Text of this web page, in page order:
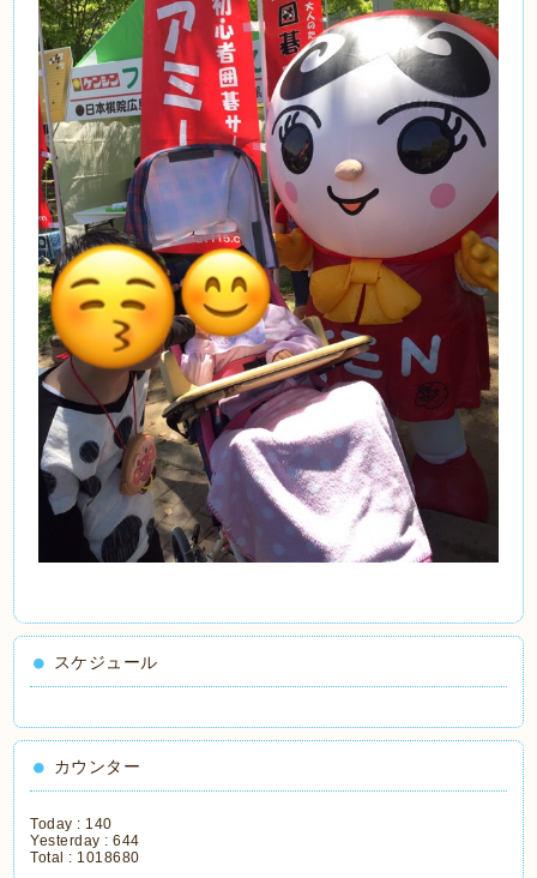
スケジュール
カウンター
Today : 140
Yesterday :644
Total : 1018680